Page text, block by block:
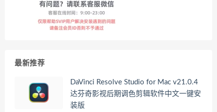
最新推荐
DaVinci Resolve Studio for Mac v21.0.4
达芬奇影视后期调色剪辑软件中文一键安
装版